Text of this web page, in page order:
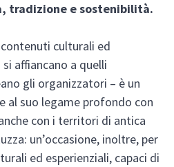
tradizione e sostenibilità.
culturali ed
affiancano a quelli
gli organizzatori – è un
al suo legame profondo con
con i territori di antica
un’occasione, inoltre, per
ed esperienziali, capaci di